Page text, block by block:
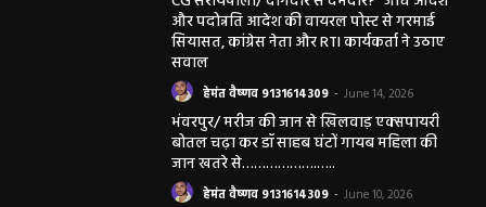
और पदोन्नति आदेश की वायरल पोस्ट से गरमाई
सियासत, कांग्रेस नेता और RTI कार्यकर्ता ने उठाए
सवाल
हेमंत वैष्णव 9131614309 - June 14, 2026
भंवरपुर/ मरीज की जान से खिलवाड़ एक्सपायरी
बोतल चढ़ा कर डॉ साहब घंटों गायब महिला की
जान खतरे से……………….…..
हेमंत वैष्णव 9131614309 - June 10, 2026